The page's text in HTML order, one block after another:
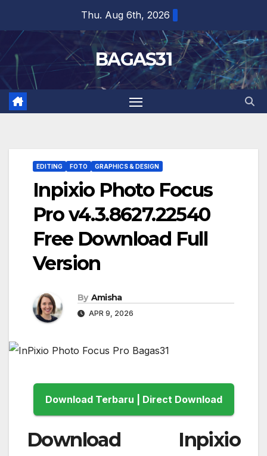
content
Thu. Aug 6th, 2026
BAGAS31
EDITING FOTO GRAPHICS & DESIGN
Inpixio Photo Focus
Pro v4.3.8627.22540
Free Download Full
Version
By Amisha
APR 9, 2026
Download Terbaru | Direct Download
Download Inpixio